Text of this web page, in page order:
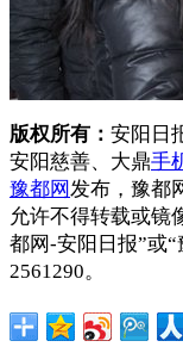
版权所有： 安阳日
安阳慈善、大鼎手
豫都网发布，豫都
允许不得转载或镜
都网-安阳日报”或
2561290。